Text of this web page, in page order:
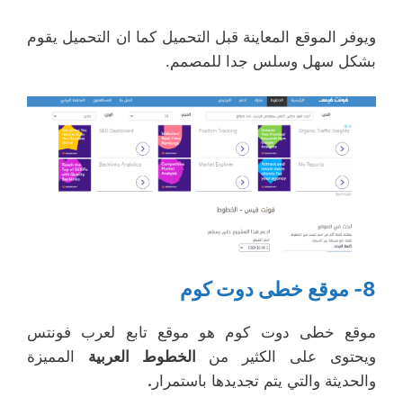
ويوفر الموقع المعاينة قبل التحميل كما ان التحميل يقوم
بشكل سهل وسلس جدا للمصمم.
8- موقع خطى دوت كوم
موقع خطى دوت كوم هو موقع تابع لعرب فونتس
ويحتوى على الكثير من الخطوط العربية المميزة
والحديثة والتي يتم تجديدها باستمرار .